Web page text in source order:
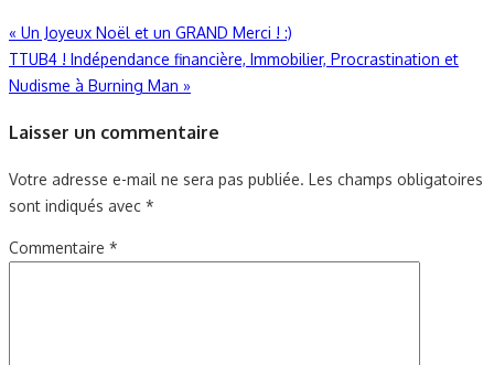
Navigation
de
« Un Joyeux Noël et un GRAND Merci ! :)
TTUB4 ! Indépendance financière, Immobilier, Procrastination et
Nudisme à Burning Man »
Laisser un commentaire
Votre adresse e-mail ne sera pas publiée. Les champs obligatoires
sont indiqués avec *
Commentaire *